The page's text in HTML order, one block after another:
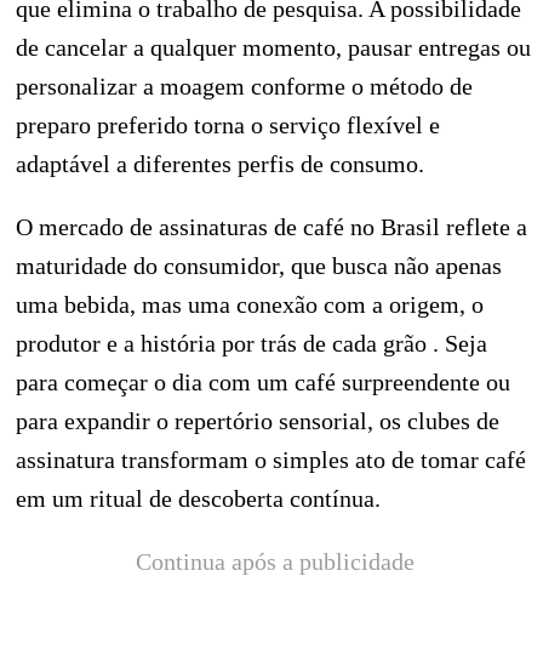
que elimina o trabalho de pesquisa. A possibilidade
de cancelar a qualquer momento, pausar entregas ou
personalizar a moagem conforme o método de
preparo preferido torna o serviço flexível e
adaptável a diferentes perfis de consumo.
O mercado de assinaturas de café no Brasil reflete a
maturidade do consumidor, que busca não apenas
uma bebida, mas uma conexão com a origem, o
produtor e a história por trás de cada grão . Seja
para começar o dia com um café surpreendente ou
para expandir o repertório sensorial, os clubes de
assinatura transformam o simples ato de tomar café
em um ritual de descoberta contínua.
Continua após a publicidade